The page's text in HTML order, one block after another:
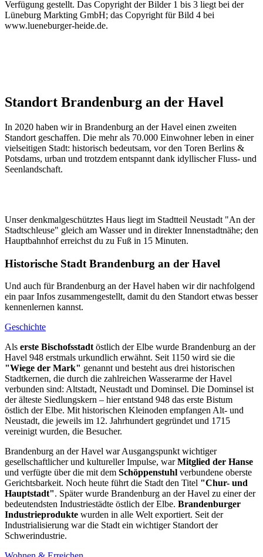
Verfügung gestellt. Das Copyright der Bilder 1 bis 3 liegt bei der
Lüneburg Markting GmbH; das Copyright für Bild 4 bei
www.lueneburger-heide.de.
Standort Brandenburg an der Havel
In 2020 haben wir in Brandenburg an der Havel einen zweiten
Standort geschaffen. Die mehr als 70.000 Einwohner leben in einer
vielseitigen Stadt: historisch bedeutsam, vor den Toren Berlins &
Potsdams, urban und trotzdem entspannt dank idyllischer Fluss- und
Seenlandschaft.
Unser denkmalgeschütztes Haus liegt im Stadtteil Neustadt "An der
Stadtschleuse" gleich am Wasser und in direkter Innenstadtnähe; den
Hauptbahnhof erreichst du zu Fuß in 15 Minuten.
Historische Stadt Brandenburg an der Havel
Und auch für Brandenburg an der Havel haben wir dir nachfolgend
ein paar Infos zusammengestellt, damit du den Standort etwas besser
kennenlernen kannst.
Geschichte
Als erste Bischofsstadt östlich der Elbe wurde Brandenburg an der
Havel 948 erstmals urkundlich erwähnt. Seit 1150 wird sie die
"Wiege der Mark" genannt und besteht aus drei historischen
Stadtkernen, die durch die zahlreichen Wasserarme der Havel
verbunden sind: Altstadt, Neustadt und Dominsel. Die Dominsel ist
der älteste Siedlungskern – hier entstand 948 das erste Bistum
östlich der Elbe. Mit historischen Kleinoden empfangen Alt- und
Neustadt, die jeweils im 12. Jahrhundert gegründet und 1715
vereinigt wurden, die Besucher.
Brandenburg an der Havel war Ausgangspunkt wichtiger
gesellschaftlicher und kultureller Impulse, warMitglied der Hanse
und verfügte über die mit dem Schöppenstuhl verbundene oberste
Gerichtsbarkeit. Noch heute führt die Stadt den Titel "Chur- und
Hauptstadt". Später wurde Brandenburg an der Havel zu einer der
bedeutendsten Industriestädte östlich der Elbe. Brandenburger
Industrieprodukte wurden in alle Welt exportiert. Seit der
Industrialisierung war die Stadt ein wichtiger Standort der
Schwerindustrie.